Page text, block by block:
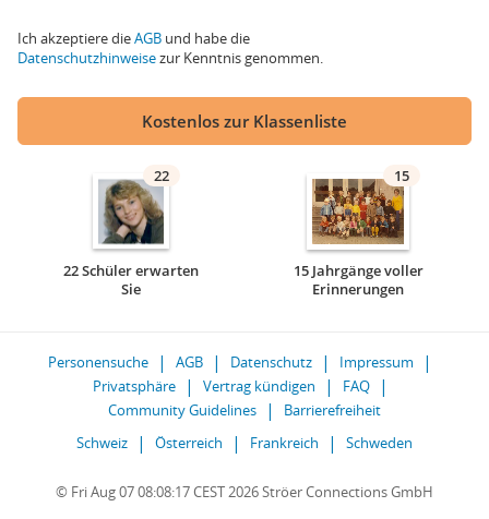
Ich akzeptiere dieAGB und habe die
Datenschutzhinweisezur Kenntnis genommen.
Kostenlos zur Klassenliste
22
22 Schüler erwarten
Sie
15
15 Jahrgänge voller
Erinnerungen
Personensuche AGB Datenschutz
Impressum
Privatsphäre
Vertrag kündigen
FAQ
Community Guidelines
Barrierefreiheit
Schweiz
Österreich Frankreich Schweden
© Fri Aug 07 08:08:17 CEST 2026 Ströer Connections GmbH